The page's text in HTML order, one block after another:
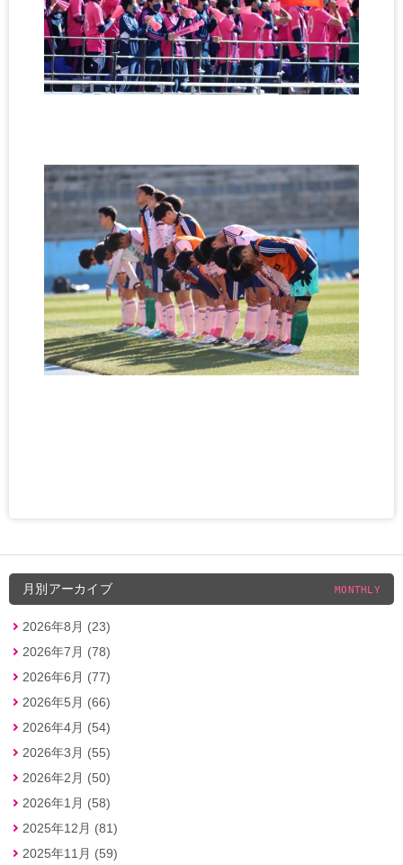
月別アーカイブ MONTHLY
2026年8月 (23)
2026年7月 (78)
2026年6月 (77)
2026年5月 (66)
2026年4月 (54)
2026年3月 (55)
2026年2月 (50)
2026年1月 (58)
2025年12月 (81)
2025年11月 (59)